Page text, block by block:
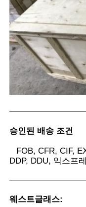
승인된 배송 조건
FOB, CFR, CIF,
DDP, DDU, 익스프
웨스트글래스: